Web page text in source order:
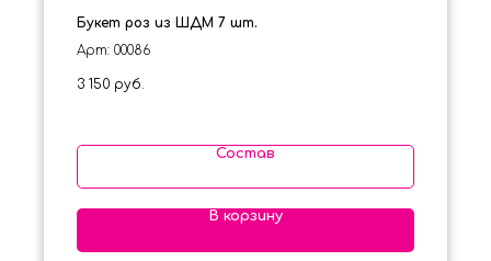
Букет роз из ШДМ 7 шт.
Арт: 00086
3 150 руб.
Состав
В корзину